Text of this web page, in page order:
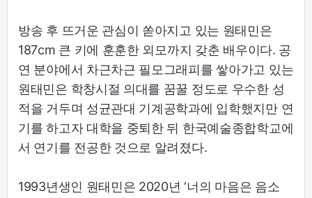
방송 후 뜨거운 관심이 쏟아지고 있는 원태민은
187cm 큰 키에 훈훈한 외모까지 갖춘 배우이다. 공
연 분야에서 차근차근 필모그래피를 쌓아가고 있는
원태민은 학창시절 의대를 꿈꿀 정도로 우수한 성
적을 거두며 성균관대 기계공학과에 입학했지만 연
기를 하고자 대학을 중퇴한 뒤 한국예술종합학교에
서 연기를 전공한 것으로 알려졌다.
1993년생인 원태민은 2020년 ‘너의 마음은 음소